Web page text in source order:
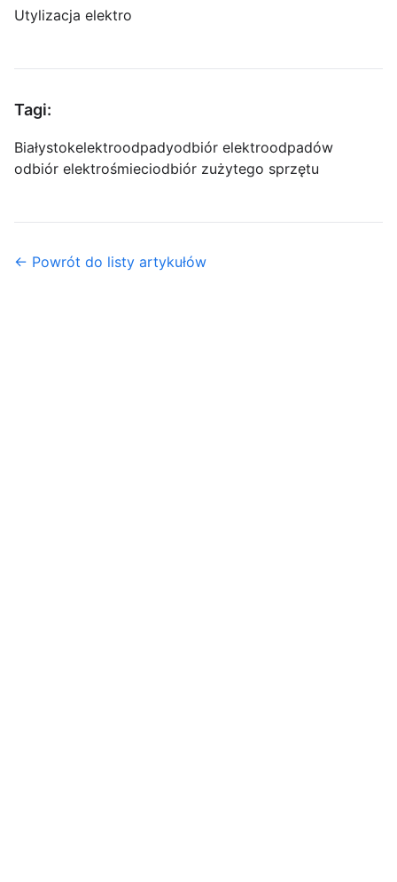
Utylizacja elektro
Tagi:
Białystokelektroodpadyodbiór elektroodpadów
odbiór elektrośmieciodbiór zużytego sprzętu
← Powrót do listy artykułów